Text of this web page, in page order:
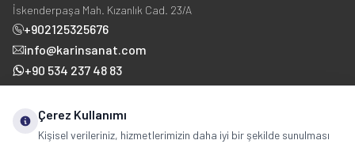
İskenderpaşa Mah. Kızanlık Cad. 23/A
+902125325676
info@karinsanat.com
+90 534 237 48 83
Çerez Kullanımı
Kişisel verileriniz, hizmetlerimizin daha iyi bir şekilde sunulması